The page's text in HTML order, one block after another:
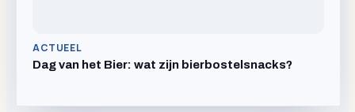
ACTUEEL
Dag van het Bier: wat zijn bierbostelsnacks?